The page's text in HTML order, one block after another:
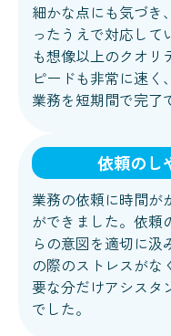
細かな点にも気づき
ったうえで対応して
も想像以上のクオリ
ピードも非常に速く
業務を短期間で完了
依頼のし
業務の依頼に時間が
ができました。依頼
らの意図を適切に汲
の際のストレスがな
要な分だけアシスタ
でした。